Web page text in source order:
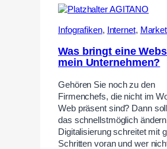
Infografiken, Internet,
Was bringt eine
mein Unternehmen?
Gehören Sie noch zu den
Firmenchefs, die nicht im
Web präsent sind? Dann
das schnellstmöglich
Digitalisierung schreitet mit
Schritten voran und wer